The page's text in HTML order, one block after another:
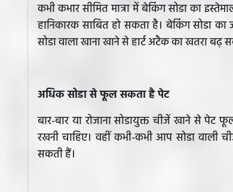
कभी कभार सीमित मात्रा में बेकिंग सोडा का
हानिकारक साबित हो सकता है। बेकिंग सोडा का
सोडा वाला खाना खाने से हार्ट अटैक का खतरा बढ़
​अधिक सोडा से फूल सकता है पेट
बार-बार या रोजाना सोडायुक्त चीजें खाने से
रखनी चाहिए। वहीं कभी-कभी आप सोडा
सकती हैं।